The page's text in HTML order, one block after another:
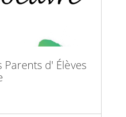
d' Élèves